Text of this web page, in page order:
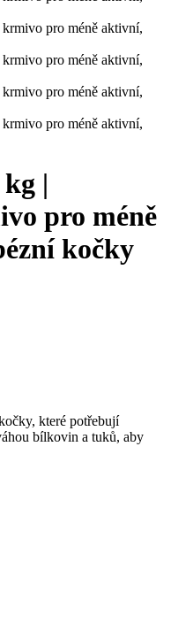
|
pro méně
kočky
které potřebují
bílkovin a tuků, aby